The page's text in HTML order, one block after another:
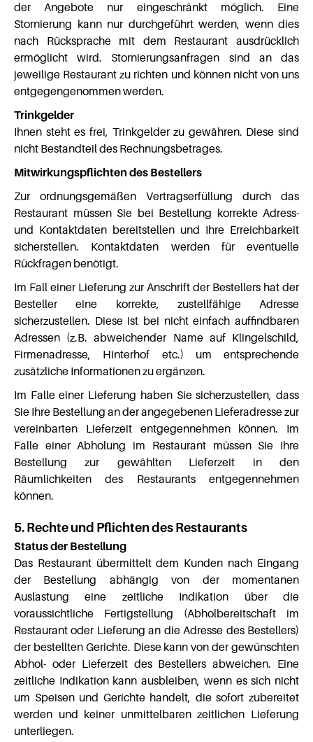
der Angebote nur eingeschränkt möglich. Eine
Stornierung kann nur durchgeführt werden, wenn dies
nach Rücksprache mit dem Restaurant ausdrücklich
ermöglicht wird. Stornierungsanfragen sind an das
jeweilige Restaurant zu richten und können nicht von uns
entgegengenommen werden.
Trinkgelder
Ihnen steht es frei, Trinkgelder zu gewähren. Diese sind
nicht Bestandteil des Rechnungsbetrages.
Mitwirkungspflichten des Bestellers
Zur ordnungsgemäßen Vertragserfüllung durch das
Restaurant müssen Sie bei Bestellung korrekte Adress-
und Kontaktdaten bereitstellen und Ihre Erreichbarkeit
sicherstellen. Kontaktdaten werden für eventuelle
Rückfragen benötigt.
Im Fall einer Lieferung zur Anschrift der Bestellers hat der
Besteller eine korrekte, zustellfähige Adresse
sicherzustellen. Diese ist bei nicht einfach auffindbaren
Adressen (z.B. abweichender Name auf Klingelschild,
Firmenadresse, Hinterhof etc.) um entsprechende
zusätzliche Informationen zu ergänzen.
Im Falle einer Lieferung haben Sie sicherzustellen, dass
Sie Ihre Bestellung an der angegebenen Lieferadresse zur
vereinbarten Lieferzeit entgegennehmen können. Im
Falle einer Abholung im Restaurant müssen Sie Ihre
Bestellung zur gewählten Lieferzeit in den
Räumlichkeiten des Restaurants entgegennehmen
können.
5. Rechte und Pflichten des Restaurants
Status der Bestellung
Das Restaurant übermittelt dem Kunden nach Eingang
der Bestellung abhängig von der momentanen
Auslastung eine zeitliche Indikation über die
voraussichtliche Fertigstellung (Abholbereitschaft im
Restaurant oder Lieferung an die Adresse des Bestellers)
der bestellten Gerichte. Diese kann von der gewünschten
Abhol- oder Lieferzeit des Bestellers abweichen. Eine
zeitliche Indikation kann ausbleiben, wenn es sich nicht
um Speisen und Gerichte handelt, die sofort zubereitet
werden und keiner unmittelbaren zeitlichen Lieferung
unterliegen.